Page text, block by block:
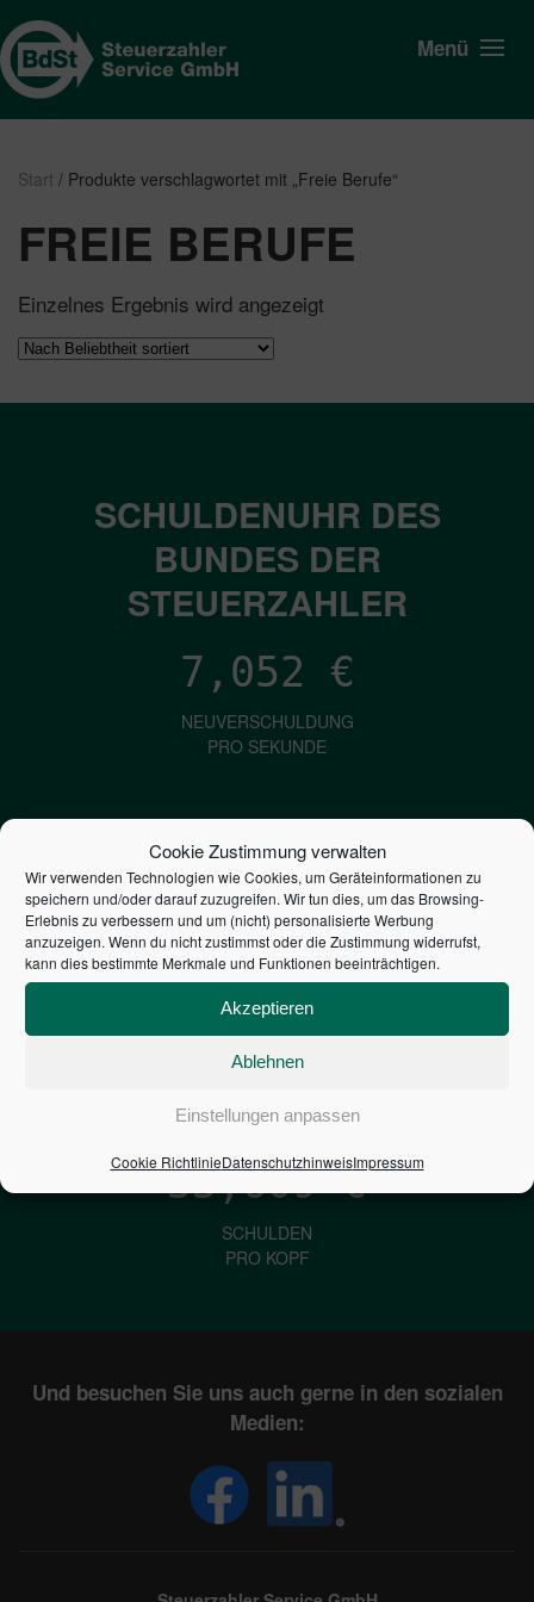
Cookie Zustimmung verwalten
Wir verwenden Technologien wie Cookies, um Geräteinformationen zu
speichern und/oder darauf zuzugreifen. Wir tun dies, um das Browsing-
Erlebnis zu verbessern und um (nicht) personalisierte Werbung
anzuzeigen. Wenn du nicht zustimmst oder die Zustimmung widerrufst,
kann dies bestimmte Merkmale und Funktionen beeinträchtigen.
Akzeptieren
Ablehnen
Einstellungen anpassen
Cookie RichtlinieDatenschutzhinweisImpressum
Menü
Start / Produkte verschlagwortet mit „Freie Berufe“
FREIE BERUFE
Einzelnes Ergebnis wird angezeigt
SCHULDENUHR DES
BUNDES DER
STEUERZAHLER
7,052 €
NEUVERSCHULDUNG
PRO SEKUNDE
1,601€
ZINSEN
PRO SEKUNDE
2,805,275,402,988
STAATSVERSCHULDUNG
33,609€
SCHULDEN
PRO KOPF
Und besuchen Sie uns auch gerne in den sozialen
Medien: